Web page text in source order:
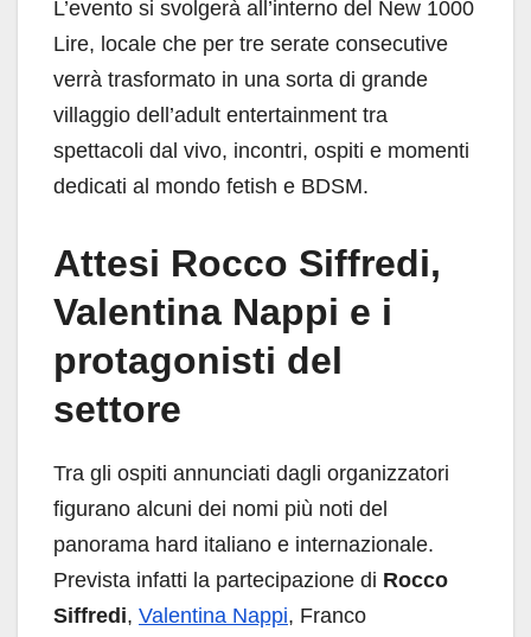
L’evento si svolgerà all’interno del New 1000
Lire, locale che per tre serate consecutive
verrà trasformato in una sorta di grande
villaggio dell’adult entertainment tra
spettacoli dal vivo, incontri, ospiti e momenti
dedicati al mondo fetish e BDSM.
Attesi Rocco Siffredi,
Valentina Nappi e i
protagonisti del
settore
Tra gli ospiti annunciati dagli organizzatori
figurano alcuni dei nomi più noti del
panorama hard italiano e internazionale.
Prevista infatti la partecipazione di Rocco
Siffredi, Valentina Nappi, Franco